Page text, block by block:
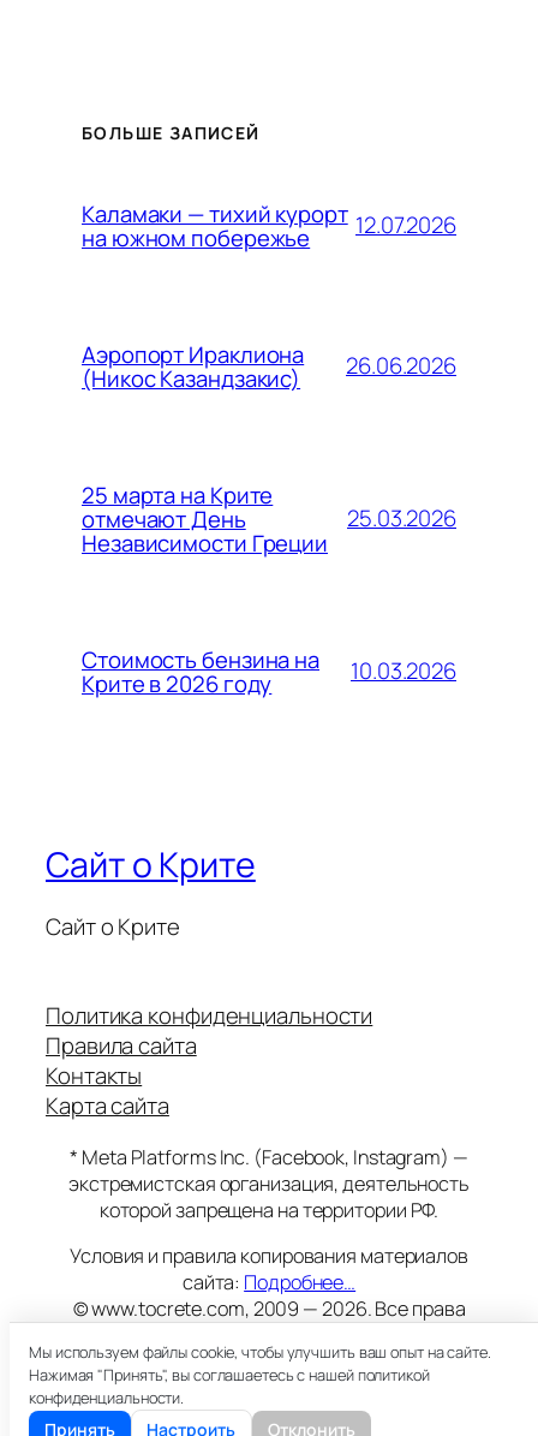
БОЛЬШЕ ЗАПИСЕЙ
Каламаки — тихий курорт
на южном побережье 12.07.2026
Аэропорт Ираклиона
(Никос Казандзакис) 26.06.2026
25 марта на Крите
отмечают День
Независимости Греции
25.03.2026
Стоимость бензина на
Крите в 2026 году 10.03.2026
Сайт о Крите
Сайт о Крите
Политика конфиденциальности
Правила сайта
Контакты
Карта сайта
* Meta Platforms Inc. (Facebook, Instagram) —
экстремистская организация, деятельность
которой запрещена на территории РФ.
Условия и правила копирования материалов
сайта: Подробнее…
© www.tocrete.com, 2009 — 2026. Все права
Этот сайт работает на хостингеTimeweb
18+
Мы используем файлы cookie, чтобы улучшить ваш опыт на сайте.
Нажимая "Принять", вы соглашаетесь с нашей политикой
конфиденциальности.
Принять Настроить Отклонить